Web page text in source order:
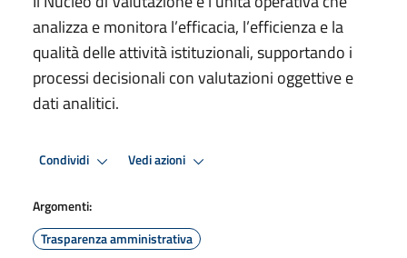
analizza e monitora l’efficacia, l’efficienza e la
qualità delle attività istituzionali, supportando i
processi decisionali con valutazioni oggettive e
dati analitici.
Condividi Vedi azioni
Argomenti:
Trasparenza amministrativa